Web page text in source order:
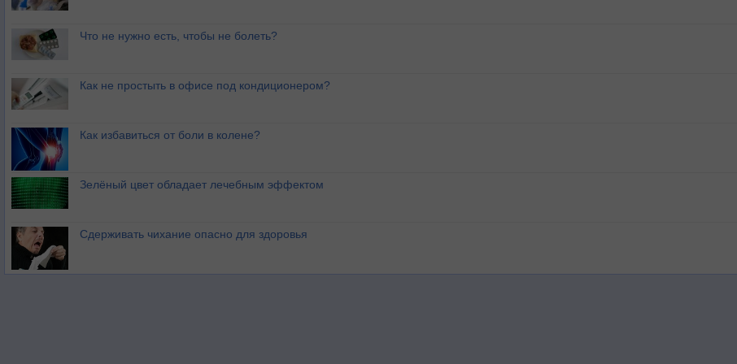
Что не нужно есть, чтобы не болеть?
Как не простыть в офисе под кондиционером?
Как избавиться от боли в колене?
Зелёный цвет обладает лечебным эффектом
Сдерживать чихание опасно для здоровья